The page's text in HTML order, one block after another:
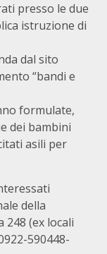
presso le due
istruzione di
dal sito
“bandi e
formulate,
dei bambini
asili per
della
248 (ex locali
590448-